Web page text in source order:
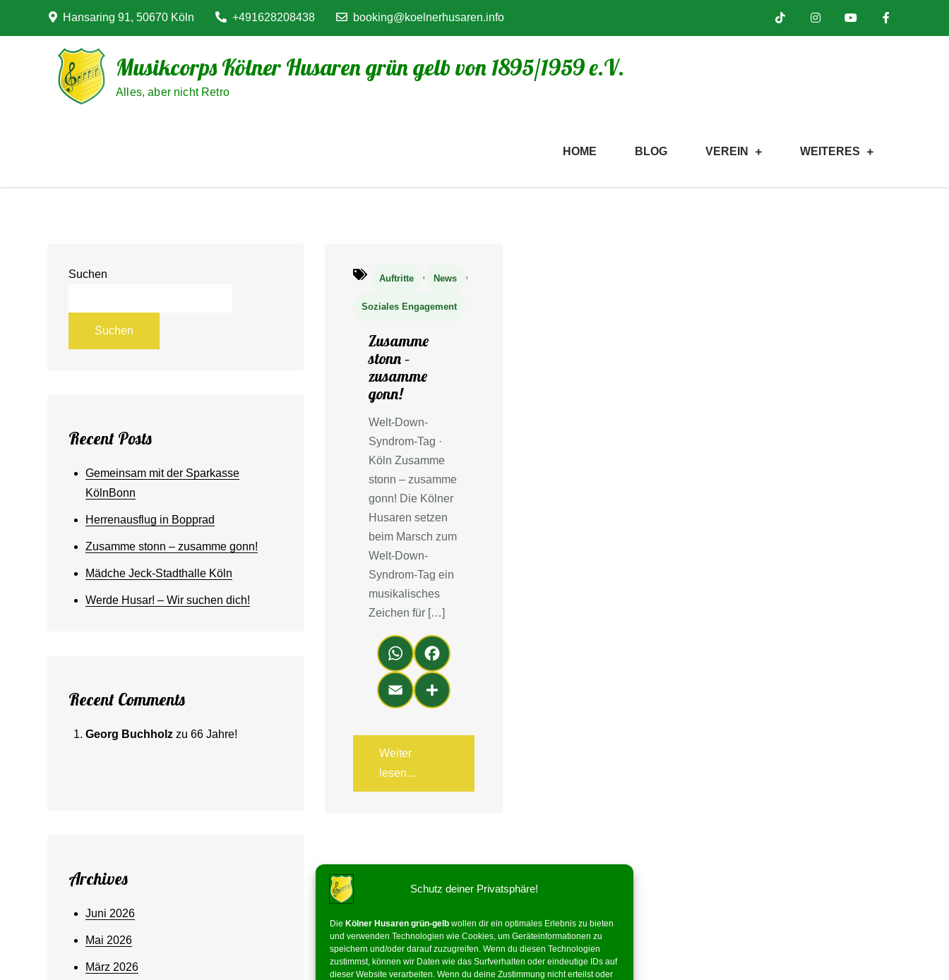
Schutz deiner Privatsphäre!
Die Kölner Husaren grün-gelb wollen dir ein optimales Erlebnis zu bieten
und verwenden Technologien wie Cookies, um Geräteinformationen zu
speichern und/oder darauf zuzugreifen. Wenn du diesen Technologien
zustimmst, können wir Daten wie das Surfverhalten oder eindeutige IDs auf
dieser Website verarbeiten. Wenn du deine Zustimmung nicht erteilst oder
Hansaring 91, 50670 Köln +491628208438 booking@koelnerhusaren.info
Musikcorps Kölner Husaren grün gelb von 1895/1959 e.V.
Alles, aber nicht Retro
HOME BLOG VEREIN WEITERES
Auftritte , News ,
Soziales Engagement
Zusamme
stonn –
zusamme
gonn!
Welt-Down-
Syndrom-Tag ·
Köln Zusamme
stonn – zusamme
gonn! Die Kölner
Husaren setzen
beim Marsch zum
Welt-Down-
Syndrom-Tag ein
musikalisches
Zeichen für […]
Wh
ats
Ap
p
Fa
ce
bo
ok
Em
ail
Teil
en
Weiter
lesen...
Suchen
Suchen
Recent Posts
Gemeinsam mit der Sparkasse
KölnBonn
Herrenausflug in Bopprad
Zusamme stonn – zusamme gonn!
Mädche Jeck-Stadthalle Köln
Werde Husar! – Wir suchen dich!
Recent Comments
Georg Buchholz zu66 Jahre!
Archives
Juni 2026
Mai 2026
März 2026